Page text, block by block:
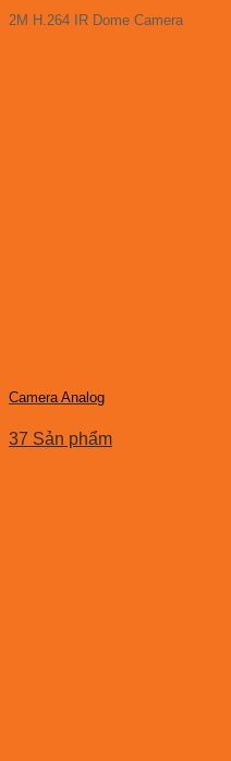
2M H.264 IR Dome Camera
Camera Analog
37 Sản phẩm